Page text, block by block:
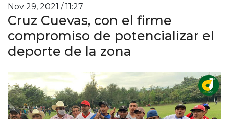
Nov 29, 2021 / 11:27
Cruz Cuevas, con el firme
compromiso de potencializar el
deporte de la zona